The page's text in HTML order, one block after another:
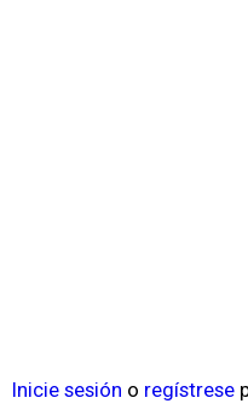
Inicie sesión o regístrese